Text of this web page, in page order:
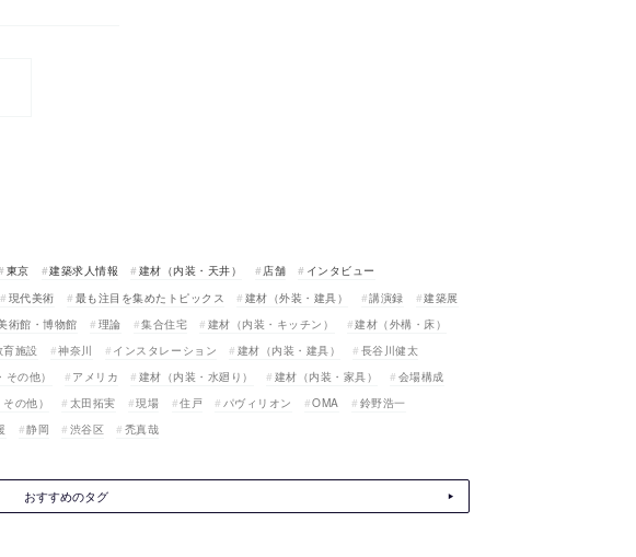
東京 建築求人情報 建材（内装・天井） 店舗
インタビュー
現代美術 最も注目を集めたトピックス 建材（外装・建具） 講演録
建築展
術館・博物館 理論 集合住宅 建材（内装・キッチン）
建材（外構・床）
育施設 神奈川 インスタレーション 建材（内装・建具）
長谷川健太
の他） アメリカ 建材（内装・水廻り） 建材（内装・家具）
会場構成
の他） 太田拓実 現場 住戸 パヴィリオン OMA
鈴野浩一
静岡 渋谷区 禿真哉
おすすめのタグ